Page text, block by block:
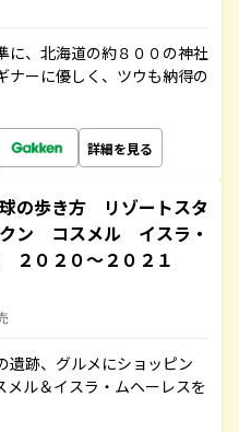
に、北海道の約８００の神社
ナーに優しく、ツウも納得の
詳細を見る
の歩き方 リゾートスタ
ン コスメル イスラ・
２０２０～２０２１
遺跡、グルメにショッピン
メル＆イスラ・ムヘーレスを